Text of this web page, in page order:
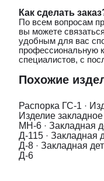
Как сделать
По всем вопросам
вы можете
удобным для вас
профессиональную
специалистов, с
Похожие
Распорка ГС-1 ·
Изделие
МН-6 · Закладная
Д-115 · Закладная
Д-8 · Закладная
Д-6